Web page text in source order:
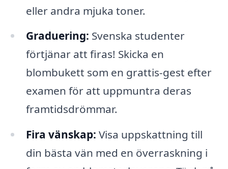
eller andra mjuka toner.
Graduering: Svenska studenter
förtjänar att firas! Skicka en
blombukett som en grattis-gest efter
examen för att uppmuntra deras
framtidsdrömmar.
Fira vänskap: Visa uppskattning till
din bästa vän med en överraskning i